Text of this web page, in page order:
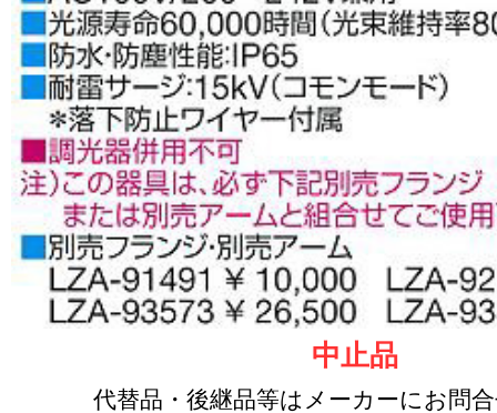
中止品
代替品・後継品等はメーカーにお問